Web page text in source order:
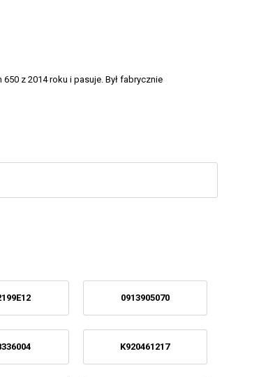
z 2014 roku i pasuje. Był fabrycznie
0913905070
K920461217